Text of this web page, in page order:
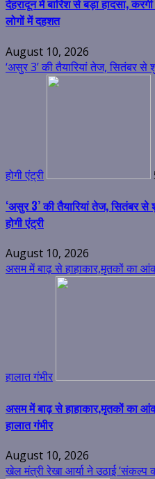
देहरादून में बारिश से बड़ा हादसा,
लोगों में दहशत
August 10, 2026
‘असुर 3’ की तैयारियां तेज, सितंबर
होगी एंट्री
‘असुर 3’ की तैयारियां तेज, सितंबर
होगी एंट्री
August 10, 2026
असम में बाढ़ से हाहाकार,मृतकों का
हालात गंभीर
असम में बाढ़ से हाहाकार,मृतकों का
हालात गंभीर
August 10, 2026
खेल मंत्री रेखा आर्या ने उठाई ‘संकल्प